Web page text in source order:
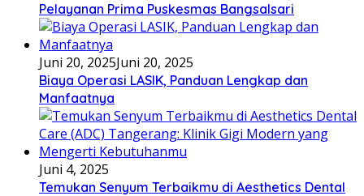
Pelayanan Prima Puskesmas Bangsalsari
Juni 20, 2025Juni 20, 2025
Biaya Operasi LASIK, Panduan Lengkap dan
Manfaatnya
Juni 4, 2025
Temukan Senyum Terbaikmu di Aesthetics Dental